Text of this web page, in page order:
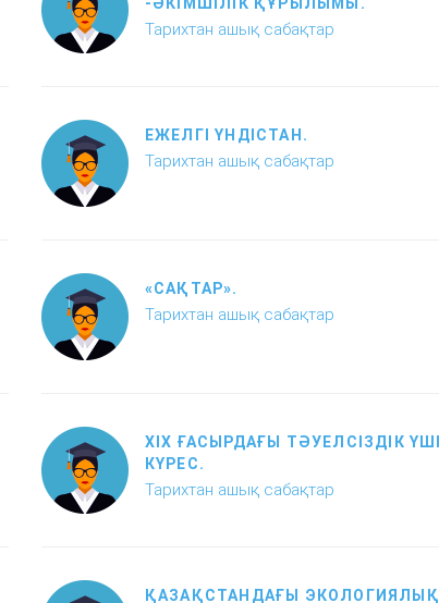
Тарихтан ашық сабақтар
ЕЖЕЛГІ ҮНДІСТАН.
Тарихтан ашық сабақтар
«САҚТАР».
Тарихтан ашық сабақтар
XIX ҒАСЫРДАҒЫ ТӘУЕЛСІЗДІК
КҮРЕС.
Тарихтан ашық сабақтар
ҚАЗАҚСТАНДАҒЫ ЭКОЛОГИЯЛЫҚ